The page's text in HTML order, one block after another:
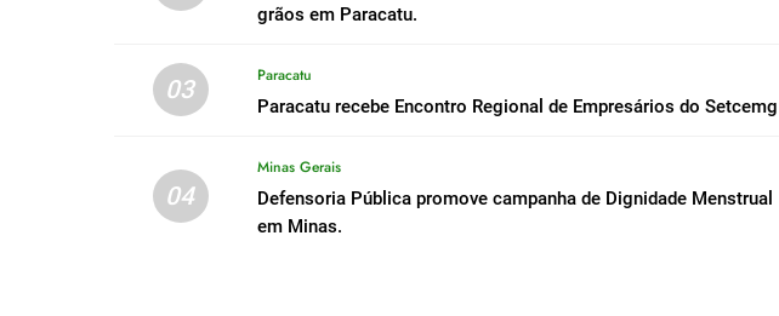
grãos em Paracatu.
03
Paracatu
Paracatu recebe Encontro Regional de Empresários do Setcemg
04
Minas Gerais
Defensoria Pública promove campanha de Dignidade Menstrual
em Minas.